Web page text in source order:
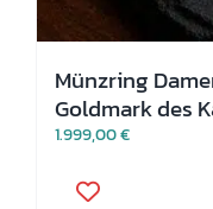
Münzring
Goldmark des
1.999,00€
Produkt